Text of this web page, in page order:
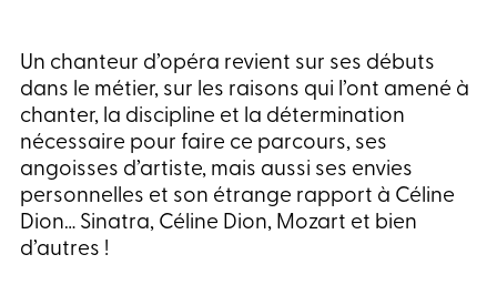
Un chanteur d’opéra revient sur ses débuts
dans le métier, sur les raisons qui l’ont amené à
chanter, la discipline et la détermination
nécessaire pour faire ce parcours, ses
angoisses d’artiste, mais aussi ses envies
personnelles et son étrange rapport à Céline
Dion… Sinatra, Céline Dion, Mozart et bien
d’autres !